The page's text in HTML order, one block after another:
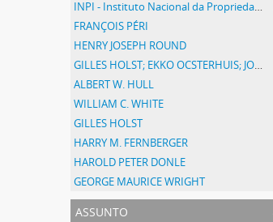
INPI - Instituto Nacional da Propriedade Industrial
FRANÇOIS PÉRI
HENRY JOSEPH ROUND
GILLES HOLST; EKKO OCSTERHUIS; JOHANNES BRUIJNES
ALBERT W. HULL
WILLIAM C. WHITE
GILLES HOLST
HARRY M. FERNBERGER
HAROLD PETER DONLE
GEORGE MAURICE WRIGHT
assunto